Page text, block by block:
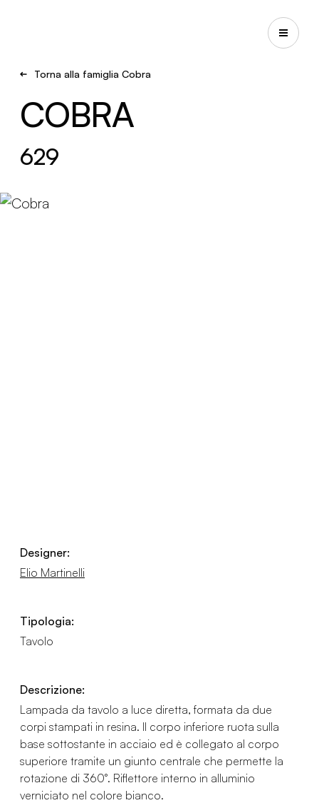
Torna alla famiglia Cobra
COBRA
629
Designer:
Elio Martinelli
Tipologia:
Tavolo
Descrizione:
Lampada da tavolo a luce diretta, formata da due
corpi stampati in resina. Il corpo inferiore ruota sulla
base sottostante in acciaio ed è collegato al corpo
superiore tramite un giunto centrale che permette la
rotazione di 360°. Riflettore interno in alluminio
verniciato nel colore bianco.